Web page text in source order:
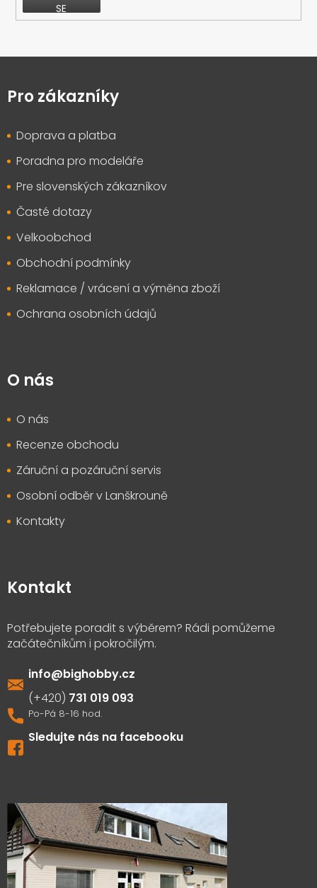
SE
pPro zákazníky
Doprava a platba
Poradna pro modeláře
Pre slovenských zákazníkov
Časté dotazy
Velkoobchod
Obchodní podmínky
Reklamace / vrácení a výměna zboží
Ochrana osobních údajů
O nás
O nás
Recenze obchodu
Záruční a pozáruční servis
Osobní odběr v Lanškrouně
Kontakty
Kontakt
info@bighobby.cz
731 019 093
Sledujte nás na facebooku